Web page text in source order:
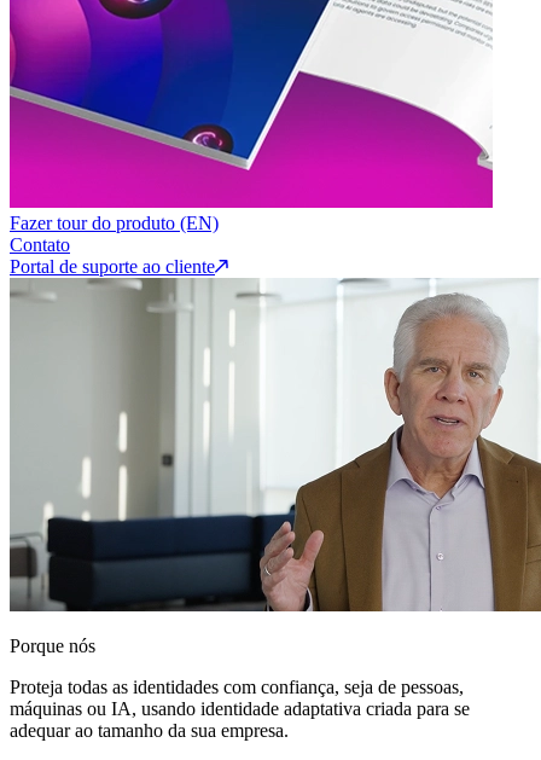
Fazer tour do produto (EN)
Contato
Portal de suporte ao cliente
Porque nós
Proteja todas as identidades com confiança, seja de pessoas,
máquinas ou IA, usando identidade adaptativa criada para se
adequar ao tamanho da sua empresa.